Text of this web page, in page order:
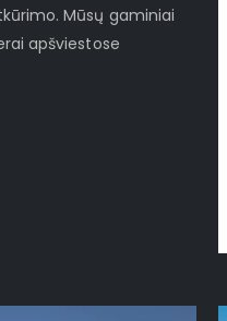
Mūsų gaminiai
apšviestose